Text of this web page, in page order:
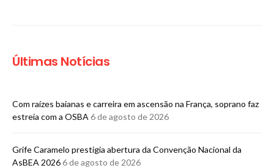
Últimas Notícias
Com raízes baianas e carreira em ascensão na França, soprano faz
estreia com a OSBA6 de agosto de 2026
Grife Caramelo prestigia abertura da Convenção Nacional da
AsBEA 20266 de agosto de 2026